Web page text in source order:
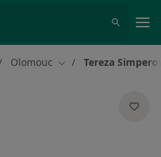
Olomouc Změna města
Tereza